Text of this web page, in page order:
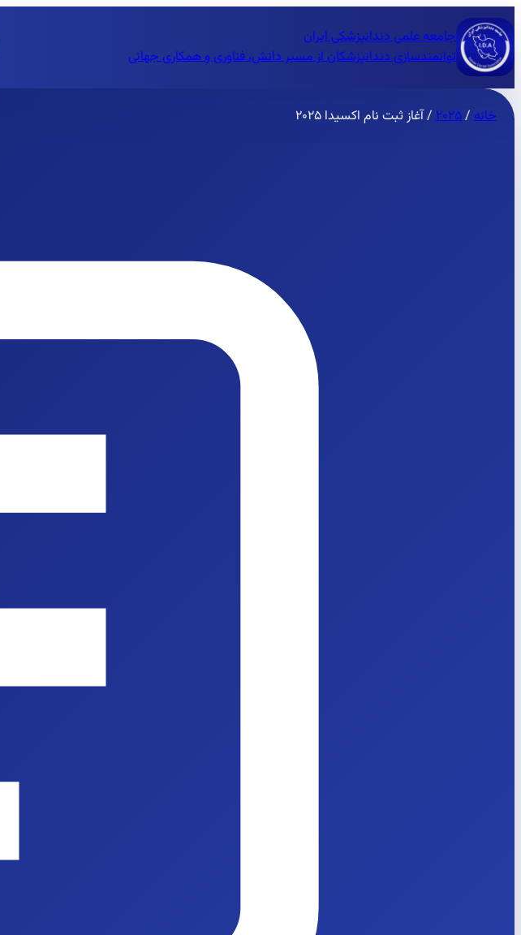
جامعه علمی دندانپزشکی ایران
توانمندسازی دندانپزشکان از مسیر دانش، فناوری و همکاری جهانی
خانه/۲۰۲۵/آغاز ثبت نام اکسیدا ۲۰۲۵